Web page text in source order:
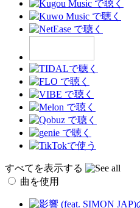
すべてを表示する
曲を使用